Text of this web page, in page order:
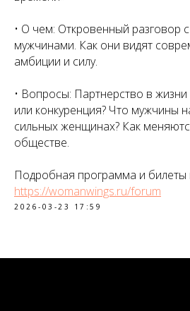
• О чем: Откровенный разговор
мужчинами. Как они видят
амбиции и силу.
• Вопросы: Партнерство в
или конкуренция? Что мужчины
сильных женщинах? Как
обществе.
Подробная программа и билеты
https://womanwings.ru/forum
2026-03-23 17:59